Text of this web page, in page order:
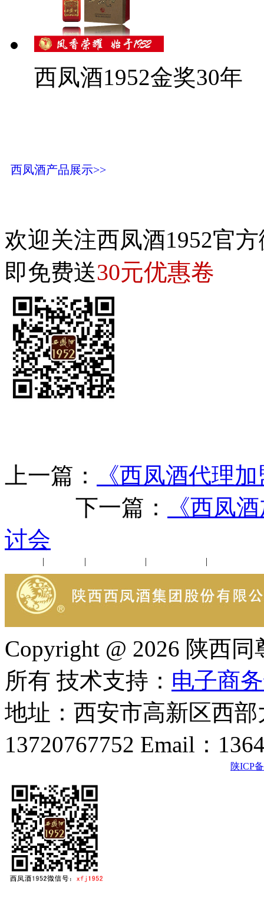
西凤酒1952金奖30年
西凤酒产品展示>>
欢迎关注西凤酒1952官
即免费送30元优惠卷
上一篇：
《西凤酒代理
下一篇：
《西凤
讨会
| | | |
Copyright @ 2026 陕西
所有 技术支持： 电子商
地址：西安市高新区西
13720767752 Email：
陕ICP